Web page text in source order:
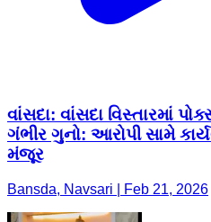
વાંસદા: વાંસદા વિસ્તારમાં
ગંભીર ગુનો: આરોપી સામે
મંજૂર
Bansda, Navsari | Feb 21, 2026